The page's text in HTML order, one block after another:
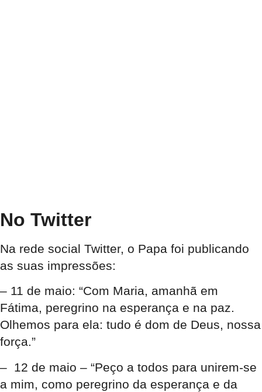
No Twitter
Na rede social Twitter, o Papa foi publicando
as suas impressões:
– 11 de maio: “Com Maria, amanhã em
Fátima, peregrino na esperança e na paz.
Olhemos para ela: tudo é dom de Deus, nossa
força.”
– 12 de maio – “Peço a todos para unirem-se
a mim, como peregrino da esperança e da